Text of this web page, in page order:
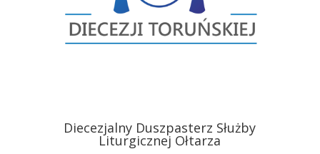
Diecezjalny Duszpasterz Służby
Liturgicznej Ołtarza